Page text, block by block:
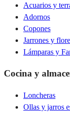
Acuarios y
Adornos
Copones
Jarrones y
Lámparas y
Cocina y
Loncheras
Ollas y jarros